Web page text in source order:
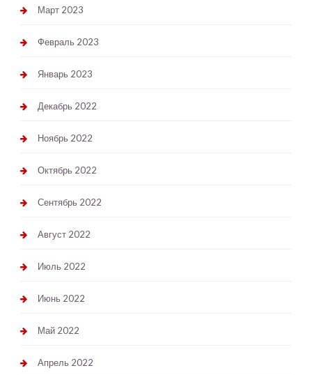
Март 2023
Февраль 2023
Январь 2023
Декабрь 2022
Ноябрь 2022
Октябрь 2022
Сентябрь 2022
Август 2022
Июль 2022
Июнь 2022
Май 2022
Апрель 2022